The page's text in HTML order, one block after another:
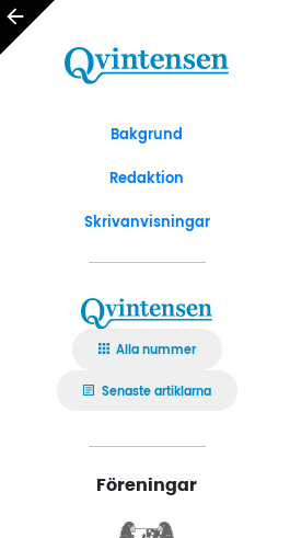
Bakgrund
Redaktion
Skrivanvisningar
Alla nummer
Senaste artiklarna
Föreningar